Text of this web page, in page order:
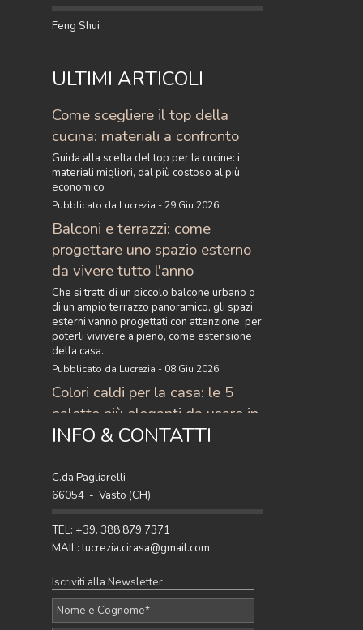
Feng Shui
ULTIMI ARTICOLI
INFO & CONTATTI
C.da Pagliarelli
66054 - Vasto (CH)
TEL: +39. 388 879 7371
MAIL: lucrezia.cirasa@gmail.com
Come scegliere il top della
cucina: materiali a confronto
Guida alla scelta del top per la cucine: i
materiali migliori, dal più costoso al più
economico
Pubblicato da Lucrezia - 29 Giu 2026
Balconi e terrazzi: come
progettare uno spazio esterno
da vivere tutto l'anno
Che si tratti di un piccolo balcone urbano o
di un ampio terrazzo panoramico, gli spazi
esterni vanno progettati con attenzione, per
poterli vivivere a pieno, come estensione
della casa.
Pubblicato da Lucrezia - 08 Giu 2026
Colori caldi per la casa: le 5
palette più eleganti da usare in
casa
del momento: 5 palette raffinate con
terracotta, ocra, caramello e ruggine per
arredare con stile.
Iscriviti alla Newsletter